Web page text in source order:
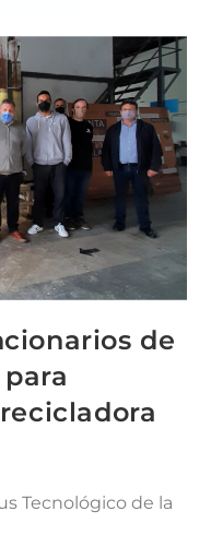
de
Tecnológico de la